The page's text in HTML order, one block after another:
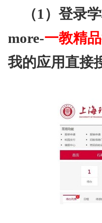
（1）登录
more-一教精
我的应用直接